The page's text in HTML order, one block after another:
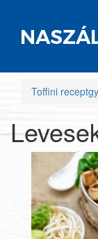
Toffini